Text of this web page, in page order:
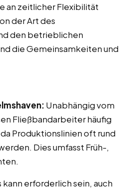
an zeitlicher Flexibilität
der Art des
den betrieblichen
die Gemeinsamkeiten und
Unabhängig vom
Fließbandarbeiter häufig
Produktionslinien oft rund
Dies umfasst Früh-,
kann erforderlich sein, auch